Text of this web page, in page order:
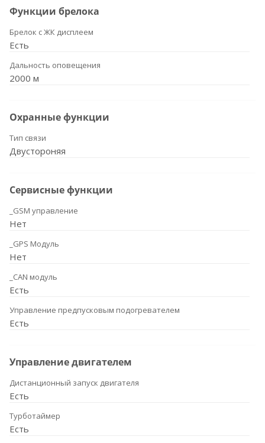
Функции брелока
Брелок с ЖК дисплеем
Есть
Дальность оповещения
2000 м
Охранные функции
Тип связи
Двустороняя
Сервисные функции
_GSM управление
Нет
_GPS Модуль
Нет
_CAN модуль
Есть
Управление предпусковым подогревателем
Есть
Управление двигателем
Дистанционный запуск двигателя
Есть
Турботаймер
Есть